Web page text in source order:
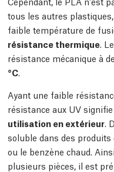
tous les autres
faible température de
résistance thermique.
résistance mécanique à
°C.
Ayant une faible
résistance aux UV
utilisation en extérieur.
soluble dans des
ou le benzène chaud.
plusieurs pièces, il est